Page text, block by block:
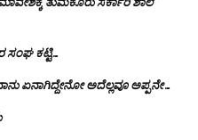
ಸಂಘ ಕಟ್ಟಿ…
ಏನಾಗಿದ್ದೇನೋ‌ ಅದೆಲ್ಲವೂ ಅಪ್ಪನೇ…